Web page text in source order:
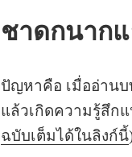
ชาดกนาก
ปัญหาคือ เมื่ออ่าน
แล้วเกิดความรู้สึก
ฉบับเต็มได้ในลิงก์นี้